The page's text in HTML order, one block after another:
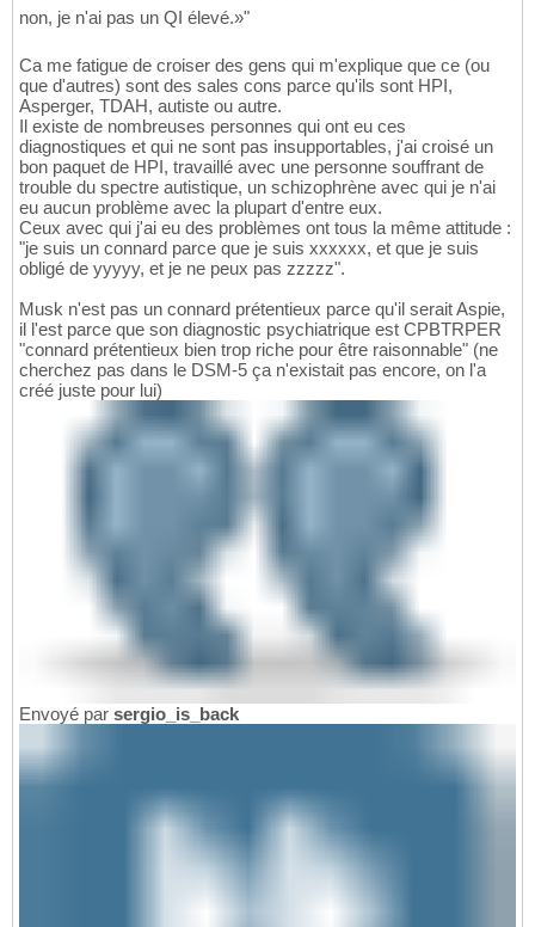
non, je n'ai pas un QI élevé.»"
Ca me fatigue de croiser des gens qui m'explique que ce (ou
que d'autres) sont des sales cons parce qu'ils sont HPI,
Asperger, TDAH, autiste ou autre.
Il existe de nombreuses personnes qui ont eu ces
diagnostiques et qui ne sont pas insupportables, j'ai croisé un
bon paquet de HPI, travaillé avec une personne souffrant de
trouble du spectre autistique, un schizophrène avec qui je n'ai
eu aucun problème avec la plupart d'entre eux.
Ceux avec qui j'ai eu des problèmes ont tous la même attitude :
"je suis un connard parce que je suis xxxxxx, et que je suis
obligé de yyyyy, et je ne peux pas zzzzz".
Musk n'est pas un connard prétentieux parce qu'il serait Aspie,
il l'est parce que son diagnostic psychiatrique est CPBTRPER
"connard prétentieux bien trop riche pour être raisonnable" (ne
cherchez pas dans le DSM-5 ça n'existait pas encore, on l'a
créé juste pour lui)
Envoyé par sergio_is_back